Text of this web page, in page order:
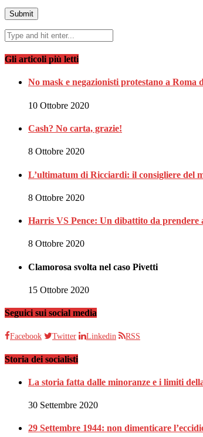
Gli articoli più letti
No mask e negazionisti protestano a
10 Ottobre 2020
Cash? No carta, grazie!
8 Ottobre 2020
L’ultimatum di Ricciardi: il consigliere del
8 Ottobre 2020
Harris VS Pence: Un dibattito da prendere
8 Ottobre 2020
Clamorosa svolta nel caso Pivetti
15 Ottobre 2020
Seguici sui social media
Facebook Twitter Linkedin RSS
Storia dei socialisti
La storia fatta dalle minoranze e i limiti
30 Settembre 2020
29 Settembre 1944: non dimenticare